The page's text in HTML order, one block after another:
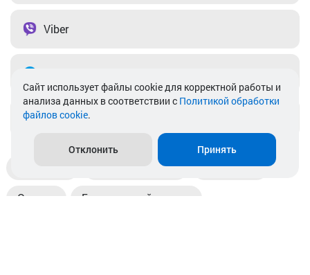
Viber
info@akkamulik.by
Пункты выдачи Магазины
Оплата Безналичный расчет
Cайт использует файлы cookie для корректной работы и
анализа данных в соответствии с Политикой обработки
файлов cookie.
Отклонить Принять